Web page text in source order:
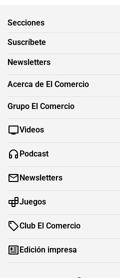
Secciones
Suscríbete
Newsletters
Acerca de El Comercio
Grupo El Comercio
Videos
Podcast
Newsletters
Juegos
Club El Comercio
Edición impresa